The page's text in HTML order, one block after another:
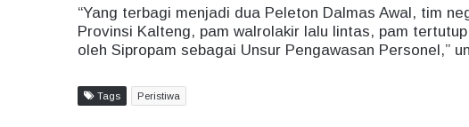
“Yang terbagi menjadi dua Peleton Dalmas Awal, tim
Provinsi Kalteng, pam walrolakir lalu lintas, pam
oleh Sipropam sebagai Unsur Pengawasan Personel,”
Tags Peristiwa